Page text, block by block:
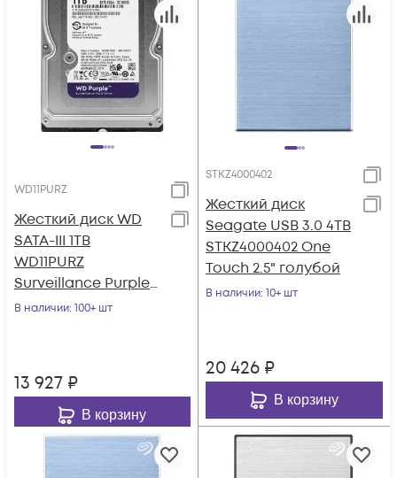
WD11PURZ
Жесткий диск WD
SATA-III 1TB
WD11PURZ
Surveillance Purple
(5400rpm) 64Mb 3.5"
В наличии: 100+ шт
13 927 ₽
В корзину
STKZ4000402
Жесткий диск
Seagate USB 3.0 4TB
STKZ4000402 One
Touch 2.5" голубой
В наличии: 10+ шт
20 426 ₽
В корзину